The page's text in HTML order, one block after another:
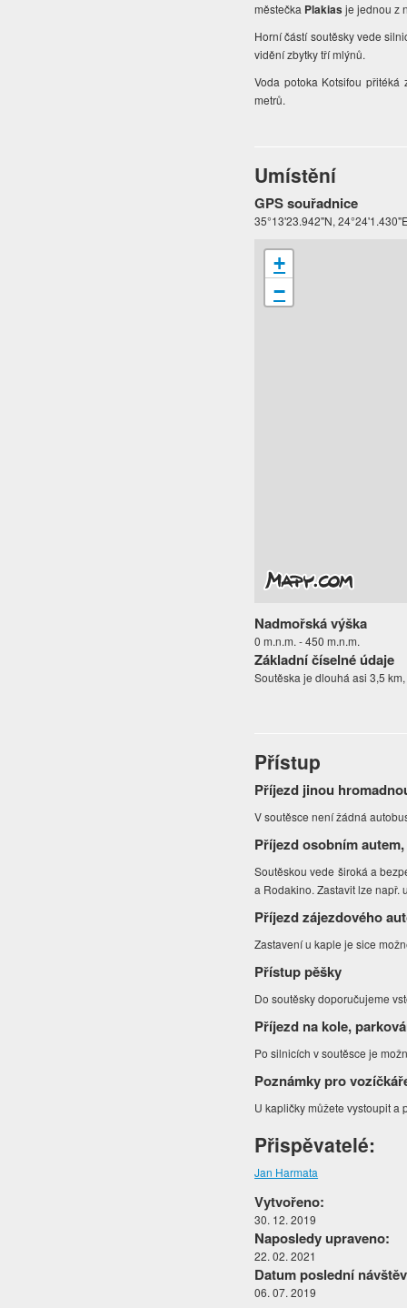
městečka Plakias je jednou z
Horní částí soutěsky vede
vidění zbytky tří mlýnů.
Voda potoka Kotsifou
metrů.
Umístění
GPS souřadnice
35°13'23.942"N,
+
−
Nadmořská výška
0 m.n.m. - 450 m.n.m.
Základní číselné údaje
Soutěska je dlouhá asi 3,5
Přístup
Příjezd jinou
V soutěsce není žádná
Příjezd osobním
Soutěskou vede široká a
a Rodakino. Zastavit lze např.
Příjezd zájezdového
Zastavení u kaple je sice
Přístup pěšky
Do soutěsky doporučujeme
Příjezd na kole,
Po silnicích v soutěsce je
Poznámky pro
U kapličky můžete vystoupit
Přispěvatelé:
Jan Harmata
Vytvořeno:
30. 12. 2019
Naposledy upraveno:
22. 02. 2021
Datum poslední
06. 07. 2019